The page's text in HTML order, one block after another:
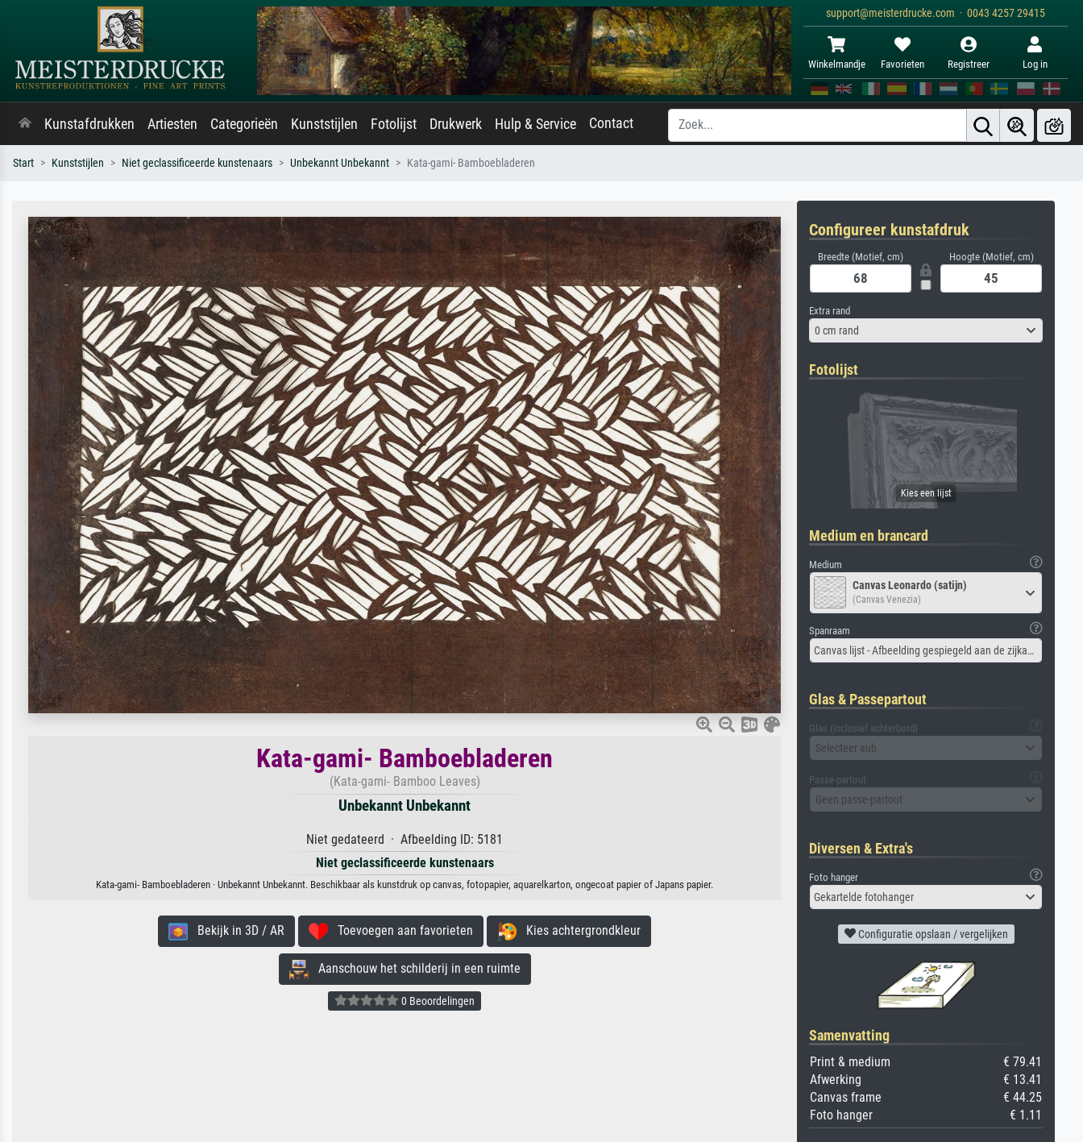
support@meisterdrucke.com · 0043 4257 29415
Winkelmandje Favorieten Registreer Log in
Kunstafdrukken Artiesten Categorieën Kunststijlen Fotolijst Drukwerk Hulp & Service Contact
Start Kunststijlen Niet geclassificeerde kunstenaars Unbekannt Unbekannt Kata-gami- Bamboebladeren
Kata-gami- Bamboebladeren
(Kata-gami- Bamboo Leaves)
Unbekannt Unbekannt
Niet gedateerd · Afbeelding ID: 5181
Niet geclassificeerde kunstenaars
Kata-gami- Bamboebladeren · Unbekannt Unbekannt. Beschikbaar als kunstdruk op canvas, fotopapier, aquarelkarton, ongecoat papier of Japans papier.
Bekijk in 3D / AR Toevoegen aan favorieten Kies achtergrondkleur
Aanschouw het schilderij in een ruimte
0 Beoordelingen
Configureer kunstafdruk
Breedte (Motief, cm) Hoogte (Motief, cm)
Extra rand
0 cm rand
Fotolijst
Medium en brancard
Medium
Canvas Leonardo (satijn)
(Canvas Venezia)
Spanraam
Canvas lijst - Afbeelding gespiegeld aan de zijkant
Glas & Passepartout
Glas (inclusief achterbord)
Selecteer aub
Passe-partout
Geen passe-partout
Diversen & Extra's
Foto hanger
Gekartelde fotohanger
Configuratie opslaan / vergelijken
Samenvatting
Print & medium
€ 79.41
Afwerking
€ 13.41
Canvas frame
€ 44.25
Foto hanger
€ 1.11